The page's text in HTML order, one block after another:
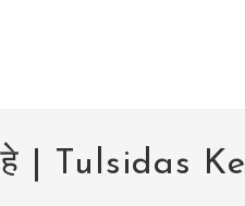
| Tulsidas